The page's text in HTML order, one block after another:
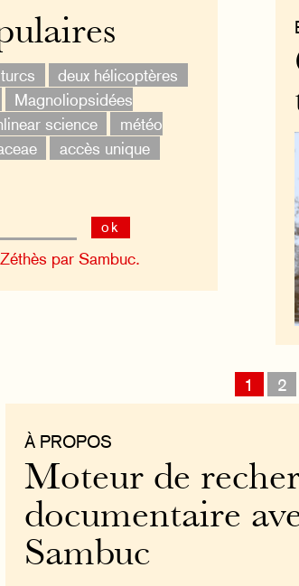
deux hélicoptères
Magnoliopsidées
science
météo
accès unique
ok
par Sambuc.
1 2
À PROPOS
Moteur de
documentaire
Sambuc